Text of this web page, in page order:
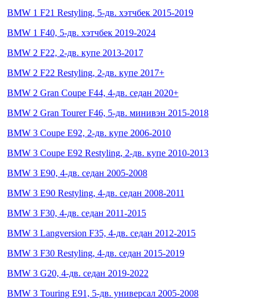
BMW 1 F21 Restyling, 5-дв. хэтчбек 2015-2019
BMW 1 F40, 5-дв. хэтчбек 2019-2024
BMW 2 F22, 2-дв. купе 2013-2017
BMW 2 F22 Restyling, 2-дв. купе 2017+
BMW 2 Gran Coupe F44, 4-дв. седан 2020+
BMW 2 Gran Tourer F46, 5-дв. минивэн 2015-2018
BMW 3 Coupe E92, 2-дв. купе 2006-2010
BMW 3 Coupe E92 Restyling, 2-дв. купе 2010-2013
BMW 3 E90, 4-дв. седан 2005-2008
BMW 3 E90 Restyling, 4-дв. седан 2008-2011
BMW 3 F30, 4-дв. седан 2011-2015
BMW 3 Langversion F35, 4-дв. седан 2012-2015
BMW 3 F30 Restyling, 4-дв. седан 2015-2019
BMW 3 G20, 4-дв. седан 2019-2022
BMW 3 Touring E91, 5-дв. универсал 2005-2008